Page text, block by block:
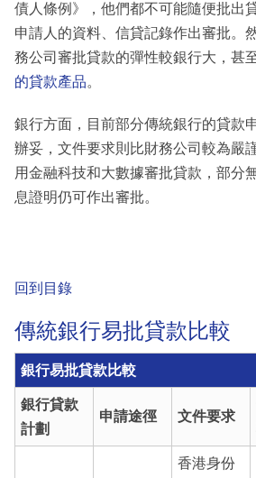
債人條例》，他們都不可能隨便批出
申請人的資料、信貸記錄作出審批。
務公司審批貸款的彈性較銀行大，甚
的貸款產品。
銀行方面，目前部分傳統銀行的貸款
辦妥，文件要求則比財務公司較為嚴
用金融科技和大數據審批貸款，部分
息證明仍可作出審批。
回到目錄
傳統銀行易批貸款比較
銀行易批貸款比較
銀行貸款
計劃
申請途徑 文件要求
香港身份